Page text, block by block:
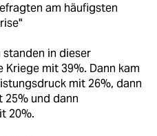
am häufigsten
standen in dieser
Kriege mit 39%. Dann kam
mit 26%, dann
25% und dann
20%.